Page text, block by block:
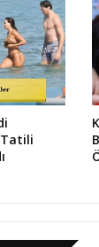
Tatili